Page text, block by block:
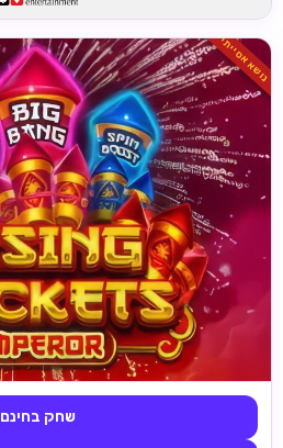
נושא אסייתי
שחק בחינם